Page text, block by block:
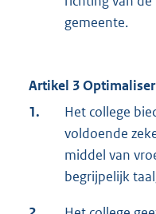
gemeente.
Artikel 3
1.
Het college
voldoende
middel van
begrijpelijk